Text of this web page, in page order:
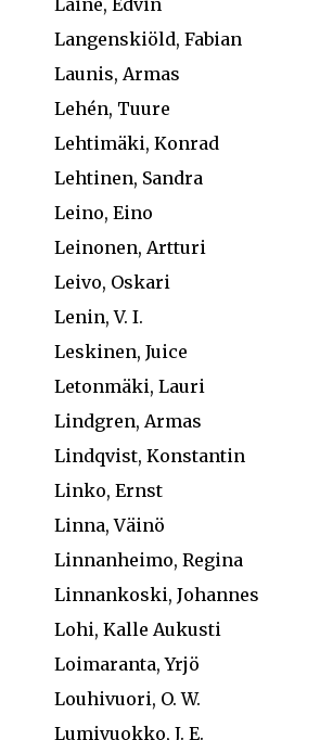
Laine, Edvin
Langenskiöld, Fabian
Launis, Armas
Lehén, Tuure
Lehtimäki, Konrad
Lehtinen, Sandra
Leino, Eino
Leinonen, Artturi
Leivo, Oskari
Lenin, V. I.
Leskinen, Juice
Letonmäki, Lauri
Lindgren, Armas
Lindqvist, Konstantin
Linko, Ernst
Linna, Väinö
Linnanheimo, Regina
Linnankoski, Johannes
Lohi, Kalle Aukusti
Loimaranta, Yrjö
Louhivuori, O. W.
Lumivuokko, J. E.